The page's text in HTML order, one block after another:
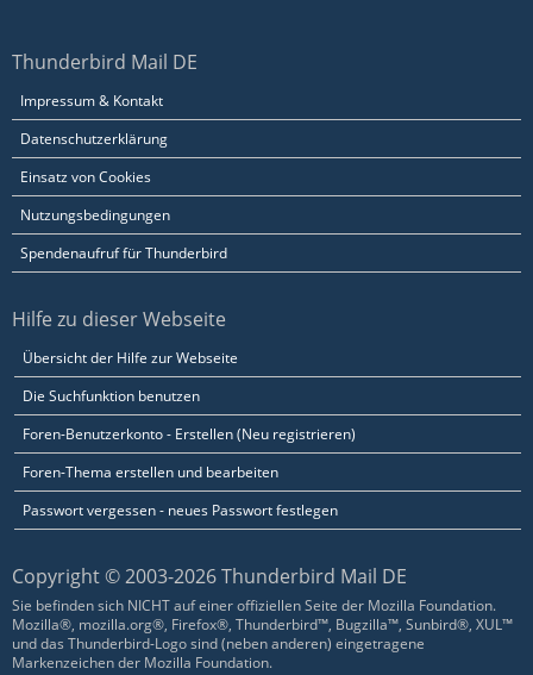
Thunderbird Mail DE
Impressum & Kontakt
Datenschutzerklärung
Einsatz von Cookies
Nutzungsbedingungen
Spendenaufruf für Thunderbird
Hilfe zu dieser Webseite
Übersicht der Hilfe zur Webseite
Die Suchfunktion benutzen
Foren-Benutzerkonto - Erstellen (Neu registrieren)
Foren-Thema erstellen und bearbeiten
Passwort vergessen - neues Passwort festlegen
Copyright © 2003-2026 Thunderbird Mail DE
Sie befinden sich NICHT auf einer offiziellen Seite der Mozilla Foundation.
Mozilla®, mozilla.org®, Firefox®, Thunderbird™, Bugzilla™, Sunbird®, XUL™
und das Thunderbird-Logo sind (neben anderen) eingetragene
Markenzeichen der Mozilla Foundation.